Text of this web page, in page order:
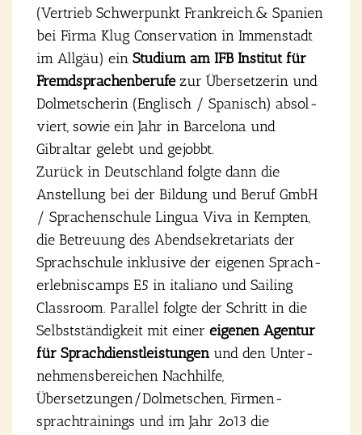
(Ver­trieb Schwer­punkt Frankreich.& Spa­ni­en
bei Fir­ma Klug Con­ser­va­ti­on in Immenstadt
im All­gäu) ein Stu­di­um am IFB Insti­tut für
Fremd­spra­chen­be­ru­fezur Über­set­ze­rin und
Dol­met­sche­rin (Eng­lisch / Spa­nisch) absol­
viert, sowie ein Jahr in Bar­ce­lo­na und
Gibral­tar gelebt und gejobbt.
Zurück in Deutsch­land folg­te dann die
Anstel­lung bei der Bil­dung und Beruf GmbH
/ Spra­chen­schu­le Lin­gua Viva in Kemp­ten,
die Betreu­ung des Abend­se­kre­ta­ri­ats der
Sprach­schu­le inklu­si­ve der eige­nen Sprach­
erleb­nis­camps E5 in ita­lia­no und Sai­ling
Class­room. Par­al­lel folg­te der Schritt in die
Selbst­stän­dig­keit mit einer eige­nen Agen­tur
für Sprach­dienst­leis­tun­gen und den Unter­
neh­mens­be­rei­chen Nach­hil­fe,
Übersetzungen/Dolmetschen, Fir­men­
sprach­trai­nings und im Jahr 2o13 die